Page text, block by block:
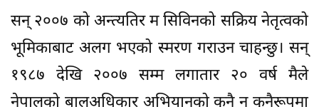
सन् २००७ को अन्त्यतिर म सिविनको सक्रिय नेतृत्वको
भूमिकाबाट अलग भएको स्मरण गराउन चाहन्छु। सन्
१९८७ देखि २००७ सम्म लगातार २० वर्ष मैले